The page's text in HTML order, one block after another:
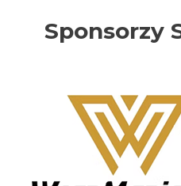
Sponsorzy